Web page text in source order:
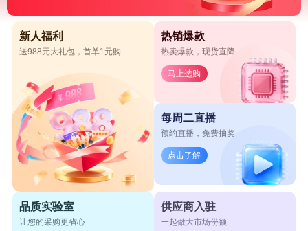
新人福利
送988元大礼包，首单1元购
热销爆款
热卖爆款，现货直降
马上选购
每周二直播
预约直播，免费抽奖
点击了解
品质实验室
让您的采购更省心
供应商入驻
一起做大市场份额